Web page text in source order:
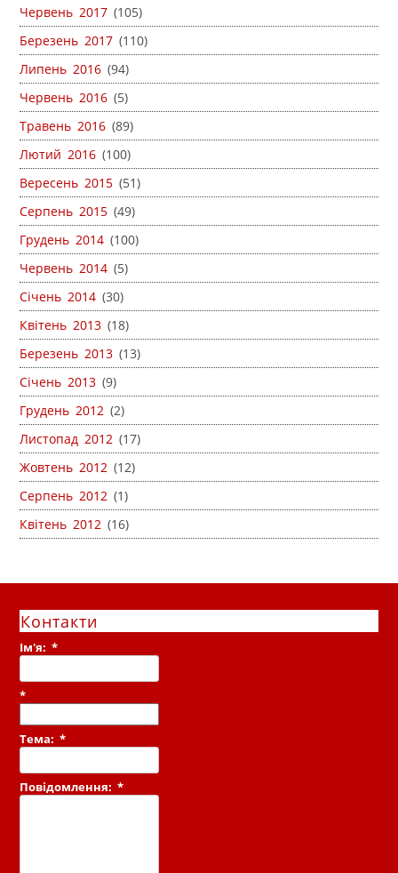
Червень 2017 (105)
Березень 2017 (110)
Липень 2016 (94)
Червень 2016 (5)
Травень 2016 (89)
Лютий 2016 (100)
Вересень 2015 (51)
Серпень 2015 (49)
Грудень 2014 (100)
Червень 2014 (5)
Січень 2014 (30)
Квітень 2013 (18)
Березень 2013 (13)
Січень 2013 (9)
Грудень 2012 (2)
Листопад 2012 (17)
Жовтень 2012 (12)
Серпень 2012 (1)
Квітень 2012 (16)
Контакти
Ім'я:*
*
Тема:*
Повідомлення:*